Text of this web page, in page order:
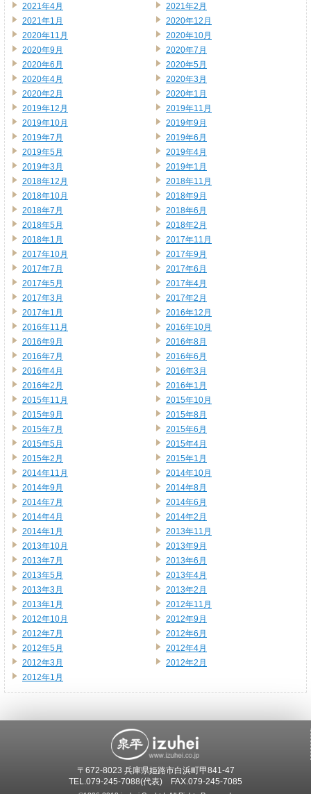
2021年4月
2021年2月
2021年1月
2020年12月
2020年11月
2020年10月
2020年9月
2020年7月
2020年6月
2020年5月
2020年4月
2020年3月
2020年2月
2020年1月
2019年12月
2019年11月
2019年10月
2019年9月
2019年7月
2019年6月
2019年5月
2019年4月
2019年3月
2019年1月
2018年12月
2018年11月
2018年10月
2018年9月
2018年7月
2018年6月
2018年5月
2018年2月
2018年1月
2017年11月
2017年10月
2017年9月
2017年7月
2017年6月
2017年5月
2017年4月
2017年3月
2017年2月
2017年1月
2016年12月
2016年11月
2016年10月
2016年9月
2016年8月
2016年7月
2016年6月
2016年4月
2016年3月
2016年2月
2016年1月
2015年11月
2015年10月
2015年9月
2015年8月
2015年7月
2015年6月
2015年5月
2015年4月
2015年2月
2015年1月
2014年11月
2014年10月
2014年9月
2014年8月
2014年7月
2014年6月
2014年4月
2014年2月
2014年1月
2013年11月
2013年10月
2013年9月
2013年7月
2013年6月
2013年5月
2013年4月
2013年3月
2013年2月
2013年1月
2012年11月
2012年10月
2012年9月
2012年7月
2012年6月
2012年5月
2012年4月
2012年3月
2012年2月
2012年1月
〒672-8023 兵庫県姫路市白浜町甲841-47
TEL.079-245-7088(代表) FAX.079-245-7085